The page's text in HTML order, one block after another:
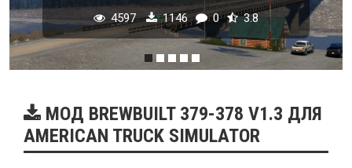
4597 1146 0 3.8
МОД BREWBUILT 379-378 V1.3 ДЛЯ
AMERICAN TRUCK SIMULATOR